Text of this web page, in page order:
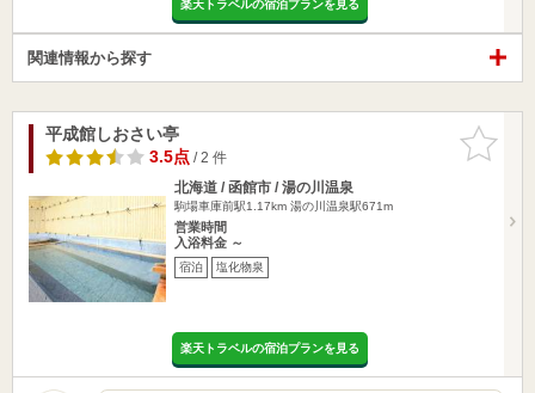
楽天トラベルの宿泊プランを見る
関連情報から探す
お気に入
りに追加
平成館しおさい亭
3.5点/ 2 件
北海道 / 函館市 / 湯の川温泉
駒場車庫前駅1.17km 湯の川温泉駅671m
営業時間
入浴料金 ～
宿泊 塩化物泉
楽天トラベルの宿泊プランを見る